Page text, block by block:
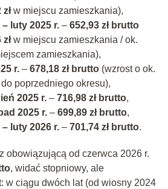
w miejscu zamieszkania),
luty 2025 r.– 652,93 zł brutto
w miejscu zamieszkania / ok.
zamieszkania),
r.– 678,18 zł brutto(wzrost o ok.
do poprzedniego okresu),
2025 r.– 716,98 zł brutto,
2025 r.– 699,89 zł brutto,
luty 2026 r.– 701,74 zł brutto.
obowiązującą od czerwca 2026 r.
, widać stopniowy, ale
w ciągu dwóch lat (od wiosny 2024